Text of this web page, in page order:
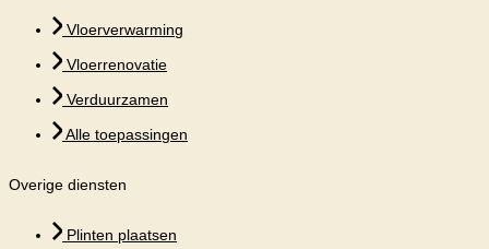
Vloerverwarming
Vloerrenovatie
Verduurzamen
Alle toepassingen
Overige diensten
Plinten plaatsen